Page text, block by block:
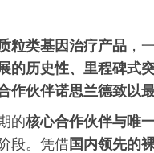
粒类基因治疗产品 ，
的历史性、里程碑式
作伙伴诺思兰德致以
的核心合作伙伴与唯
段。凭借国内领先的